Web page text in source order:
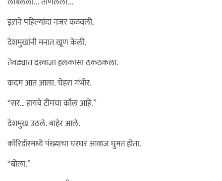
इऱाने पहिल्यांदा नजर वळवली.
देशमुखांनी मनात खूण केली.
तेवढ्यात दरवाजा हलकासा ठकठकला.
कदम आत आला. चेहरा गंभीर.
“सर… हायवे टीमचा कॉल आहे.”
देशमुख उठले. बाहेर आले.
कॉरिडॉरमध्ये पंख्याचा घरघर आवाज घुमत होता.
“बोला.”